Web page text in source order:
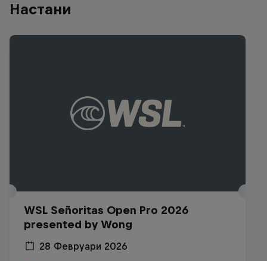
Настани
WSL Señoritas Open Pro 2026
presented by Wong
28 Февруари 2026